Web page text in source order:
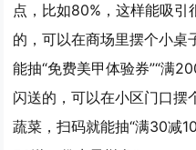
点，比如80%，这样能吸引
的，可以在商场里摆个小桌
能抽“免费美甲体验券”“满
闪送的，可以在小区门口摆
蔬菜，扫码就能抽“满30减